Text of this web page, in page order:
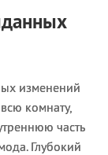
изменений
комнату,
часть
Глубокий